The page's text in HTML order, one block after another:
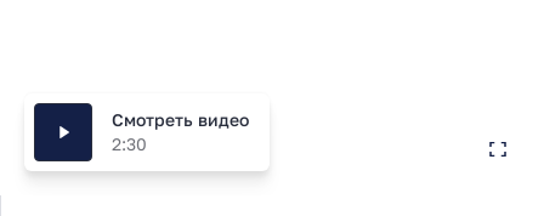
Смотреть видео
2:30